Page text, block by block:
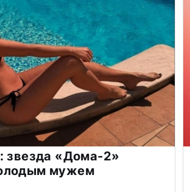
звезда «Дома-2»
мужем